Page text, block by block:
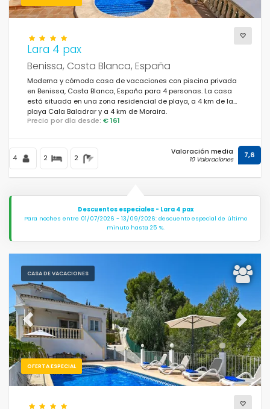
Lara 4 pax
Benissa, Costa Blanca, España
Moderna y cómoda casa de vacaciones con piscina privada
en Benissa, Costa Blanca, España para 4 personas. La casa
está situada en una zona residencial de playa, a 4 km de la
playa Cala Baladrar y a 4 km de Moraira.
Precio por día desde: € 161
4 2 2
Valoración media
10 Valoraciones 7,6
Descuentos especiales - Lara 4 pax
Para noches entre 01/07/2026 - 13/09/2026: descuento especial de último
minuto hasta 25 %.
CASA DE VACACIONES
OFERTA ESPECIAL
Previous Next